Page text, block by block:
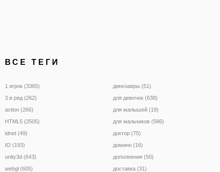
ВСЕ ТЕГИ
1 игрок (3365)
3 в ряд (262)
action (266)
HTML5 (2505)
idnet (49)
IO (193)
unity3d (643)
webgl (605)
динозавры (51)
для девочек (638)
для малышей (19)
для мальчиков (586)
доктор (75)
домино (16)
дополнения (50)
доставка (31)